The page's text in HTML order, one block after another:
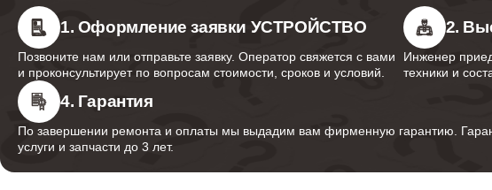
Ремонт анода
Ремонт
Ремонт
1. Оформление заявки УСТРОЙСТВО
Позвоните нам или отправьте заявку. Оператор свяжется с вами
и проконсультирует по вопросам стоимости, сроков и условий.
2.
Инженер
техники и
4. Гарантия
По завершении ремонта и оплаты мы выдадим вам фирменную гарантию.
услуги и запчасти до 3 лет.